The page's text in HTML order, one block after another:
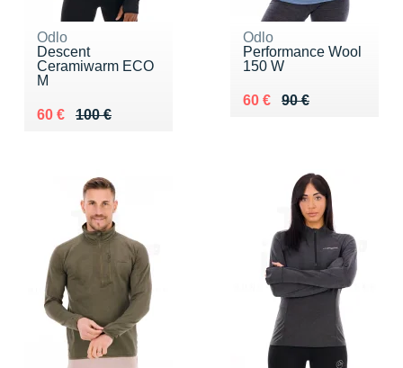
Odlo
Descent
Ceramiwarm ECO
M
100 €
Au lieu de 100 €
60 €
Vendu 60 €
Odlo
Performance Wool
150 W
90 €
Au lieu de 90 €
60 €
Vendu 60 €